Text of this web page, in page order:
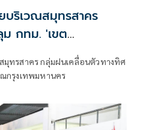
ริเวณสมุทรสาคร
ม กทม. 'เขต
ทรสาคร กลุ่มฝนเคลื่อนตัวทางทิศ
กรุงเทพมหานคร